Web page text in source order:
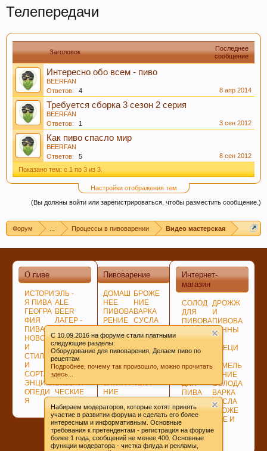
Пишите вподписьили вкалендарь варок, какое
пиво у вас сейчас готовится, так легче дать
четкий ответ или совет.
интернет-магазин, пожалуйста, поделитесь
ссылкой в соц сетях и в соц закладках. Тем
самым нас станет больше :) Спасибо!
Любое общение, которое не по-теме ПРОШУ
переносить вчат.
C 10.09.2016 на форуме стали платными
следующие разделы:
Оборудование для пивоварения, Делаем пиво по
рецептам
Подробнее, почему так произошло, можно прочитать
здесь...
Набираем модераторов, которые хотят принять
участие в развитии форума и сделать его более
интересным и информативным. Основные
требования к претендентам - регистрация на форуме
более 1 года, сообщений не менее 400. Основные
функции модератора - чистка флуда и рекламы,
Телепередачи
Заголовок
Последнее
сообщение
Интересно обо всем - пиво
BEERFAN
Ответов:
4 8 апр 2014
Требуется сборка 3 сезон 2 серия
BEERFAN
Ответов:
1 3 сен 2012
Как пиво спасло мир
BEERFAN
Ответов:
5
8 сен 2012
Показано тем: с 1 по 3 из 3.
Настройки отображения тем
(Вы должны войти или зарегистрироваться, чтобы разместить сообщение.)
Форум Процессы в пивоварении Видео мастерская
Интернет-
магазин
СОЛОД
ДЛЯ
ПИВОВА
НЕСОЛ
ОЖЕНО
СЫРЬЁ
ДЛЯ
ПИВА
ВАРКИ
ХМЕЛЯ
ДРОЖЖ
И
ПИВОВА
РЕННЫ
Е
СПЕЦИ
ИЗМЕЛЬ
ЧЕНИЕ
СОЛОДА
ВАРКА
СУСЛА
БРОЖЕ
НИЕ И
ВЫДЕРЖКА
ПИВА
О пиве
ИСТОРИ
Я ПИВА
ГЕОГРА
ФИЯ
ПИВА
НОВОСТ
И
СТИЛИ
И
СОРТА
ЭНЦИКЛ
ОПЕДИ
Я
ЭЛЬ -
ALE
BEER
ЛАГЕР -
ПО
ЦВЕТУ
ГИБРИД
НЫЕ
СОРТА
ЭКЗОТИ
ЧЕСКИЕ
Пивоварение
ДОМАШ
НЕЕ
ПИВОВА
РЕНИЕ
ОВКА,
ПРОГРА
СОВЕТ
ЗАТИРА
НИЕ
БРОЖЕ
НИЕ
ВАРКА
СУСЛА
LAGER
СОЗРЕВ
АНИЕ
ПИВА
ТЕКА